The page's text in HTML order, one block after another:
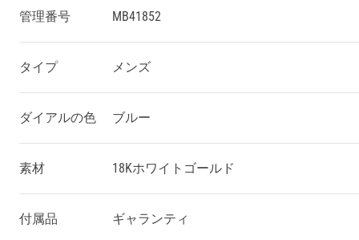
管理番号 MB41852
タイプ メンズ
ダイアルの色 ブルー
素材 18Kホワイトゴールド
付属品 ギャランティ